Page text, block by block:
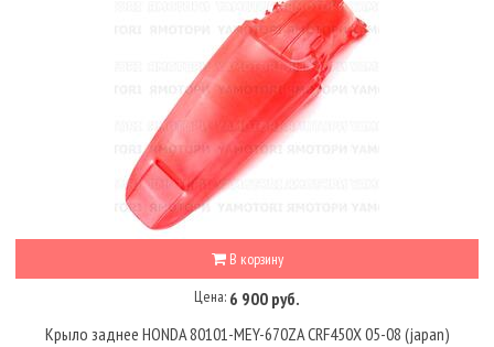
В корзину
Цена: 6 900 руб.
Крыло заднее HONDA 80101-MEY-670ZA CRF450X 05-08 (japan)